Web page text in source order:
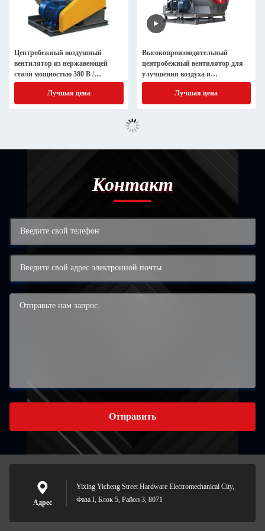
Центробежный воздушный
вентилятор из нержавеющей
стали мощностью 380 В /
центробежный вентилятор с
мощностью 300Pa-30000Pa
Лучшая цена
Высокопроизводительный
центробежный вентилятор для
улучшения воздуха и
вентиляции в промышленной
Лучшая цена
Контакт
Отправить
Адрес
Yixing Yicheng Street Hardware Electromechanical City,
Фаза I, Блок 5, Район 3, 8071